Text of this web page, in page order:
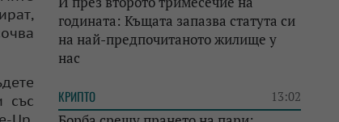
със
годината: Къщата запазва статута си
на най-предпочитаното жилище у
нас
КРИПТО 13:02